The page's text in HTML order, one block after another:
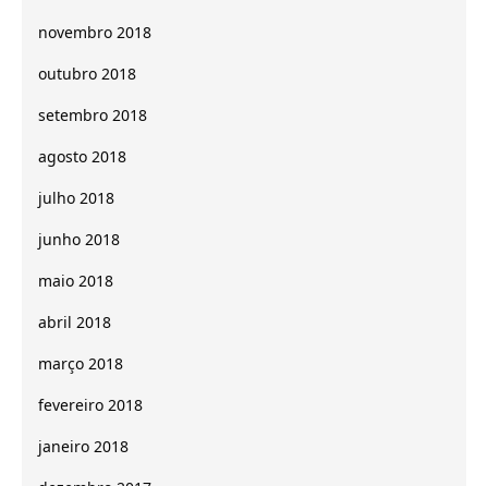
novembro 2018
outubro 2018
setembro 2018
agosto 2018
julho 2018
junho 2018
maio 2018
abril 2018
março 2018
fevereiro 2018
janeiro 2018